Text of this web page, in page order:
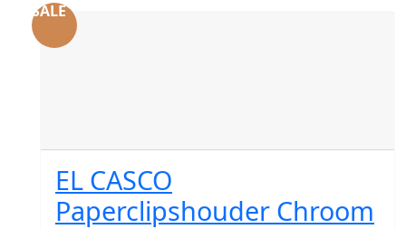
EL CASCO
Paperclipshouder Chroom
SALE